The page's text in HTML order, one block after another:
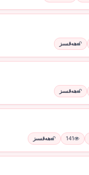
ھەقسىز
ھەقسىز
141 ھەقسىز